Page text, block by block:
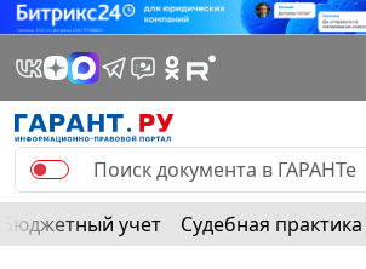
Бюджетный учет Судебная практика